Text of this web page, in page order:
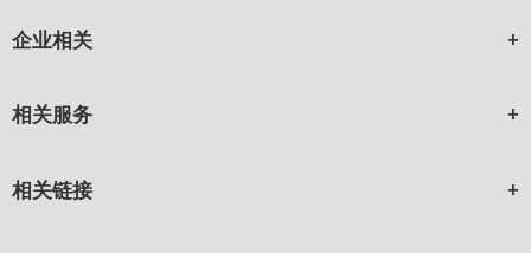
企业相关
相关服务
相关链接